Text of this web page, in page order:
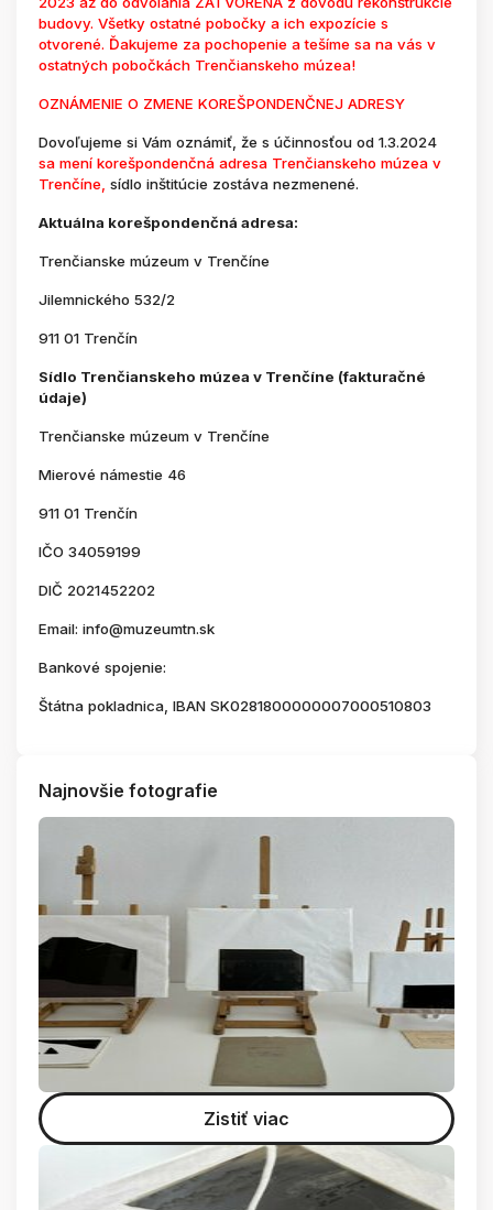
budovy. Všetky ostatné pobočky a ich expozície s
otvorené. Ďakujeme za pochopenie a tešíme sa na vás v
ostatných pobočkách Trenčianskeho múzea!
OZNÁMENIE O ZMENE KOREŠPONDENČNEJ ADRESY
Dovoľujeme si Vám oznámiť, že s účinnosťou od 1.3.2024
sa mení korešpondenčná adresa Trenčianskeho múzea v
Trenčíne, sídlo inštitúcie zostáva nezmenené.
Aktuálna korešpondenčná adresa:
Trenčianske múzeum v Trenčíne
Jilemnického 532/2
911 01 Trenčín
Sídlo Trenčianskeho múzea v Trenčíne (fakturačné
údaje)
Trenčianske múzeum v Trenčíne
Mierové námestie 46
911 01 Trenčín
IČO 34059199
DIČ 2021452202
Email: info@muzeumtn.sk
Bankové spojenie:
Štátna pokladnica, IBAN SK0281800000007000510803
Najnovšie fotografie
Zistiť viac